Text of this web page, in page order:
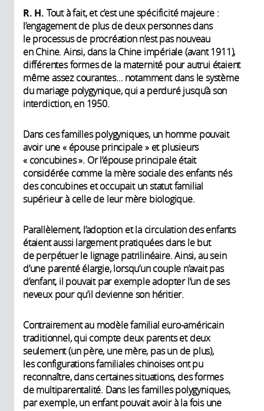
R. H. Tout à fait, et c’est une spécificité majeure :
l’engagement de plus de deux personnes dans
le processus de procréation n’est pas nouveau
en Chine. Ainsi, dans la Chine impériale (avant 1911),
différentes formes de la maternité pour autrui étaient
même assez courantes… notamment dans le système
du mariage polygynique, qui a perduré jusqu’à son
interdiction, en 1950.
Dans ces familles polygyniques, un homme pouvait
avoir une « épouse principale » et plusieurs
« concubines ». Or l’épouse principale était
considérée comme la mère sociale des enfants nés
des concubines et occupait un statut familial
supérieur à celle de leur mère biologique.
Parallèlement, l’adoption et la circulation des enfants
étaient aussi largement pratiquées dans le but
de perpétuer le lignage patrilinéaire. Ainsi, au sein
d’une parenté élargie, lorsqu’un couple n’avait pas
d’enfant, il pouvait par exemple adopter l’un de ses
neveux pour qu’il devienne son héritier.
Contrairement au modèle familial euro-américain
traditionnel, qui compte deux parents et deux
seulement (un père, une mère, pas un de plus),
les configurations familiales chinoises ont pu
reconnaître, dans certaines situations, des formes
de multiparentalité. Dans les familles polygyniques,
par exemple, un enfant pouvait avoir à la fois une